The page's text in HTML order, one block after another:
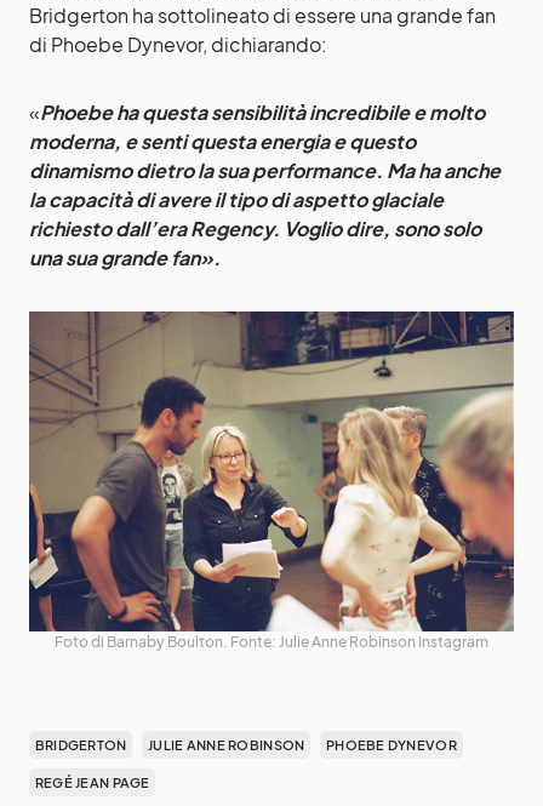
Bridgerton ha sottolineato di essere una grande fan
di Phoebe Dynevor, dichiarando:
«Phoebe ha questa sensibilità incredibile e molto
moderna, e senti questa energia e questo
dinamismo dietro la sua performance. Ma ha anche
la capacità di avere il tipo di aspetto glaciale
richiesto dall’era Regency. Voglio dire, sono solo
una sua grande fan».
Foto di Barnaby Boulton. Fonte: Julie Anne Robinson Instagram
BRIDGERTON JULIE ANNE ROBINSON PHOEBE DYNEVOR
REGÉ JEAN PAGE